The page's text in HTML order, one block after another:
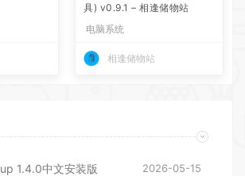
具) v0.9.1 – 相逢储物站
电脑系统
相逢储物站
1.4.0中文安装版 2026-05-15